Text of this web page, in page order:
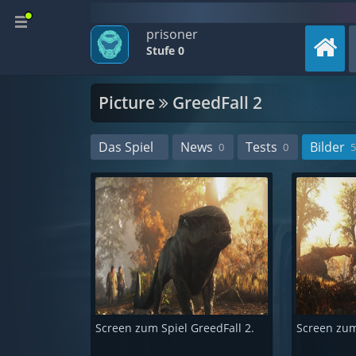
prisoner
Stufe 0
Picture GreedFall 2
Das Spiel News 0 Tests 0 Bilder 5
Screen zum Spiel GreedFall 2. Screen